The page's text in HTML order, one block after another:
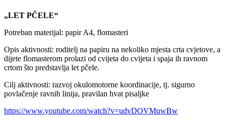
„LET PČELE“
Potreban materijal: papir A4, flomasteri
Opis aktivnosti: roditelj na papiru na nekoliko mjesta crta cvjetove, a
dijete flomasterom prolazi od cvijeta do cvijeta i spaja ih ravnom
crtom što predstavlja let pčele.
Cilj aktivnosti: razvoj okulomotorne koordinacije, tj. sigurno
povlačenje ravnih linija, pravilan hvat pisaljke
https://www.youtube.com/watch?v=udvDOVMuwBw